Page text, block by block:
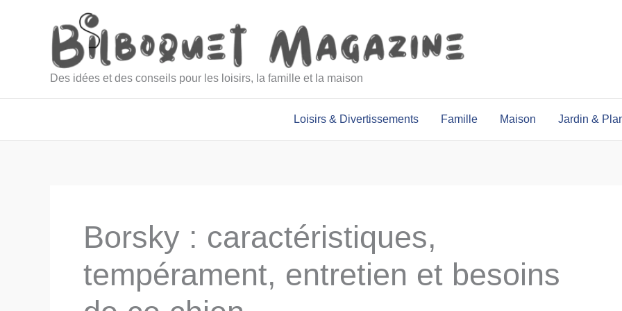
Des idées et des conseils pour les loisirs, la famille et la maison
Loisirs & Divertissements Famille Maison Jardin &
Borsky : caractéristiques,
tempérament, entretien et besoins